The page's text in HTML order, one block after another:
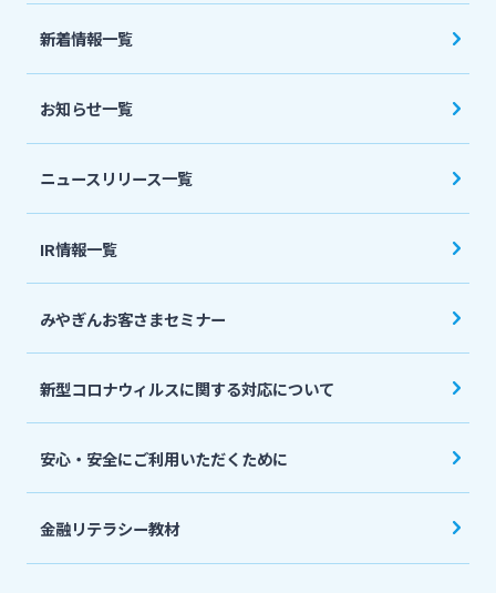
法人・個人事業主のお客さま
宮崎銀行について
ニュースリリース一覧
採用情報
お問い合わせ先一覧
新着情報一覧
お知らせ一覧
ニュースリリース一覧
IR情報一覧
みやぎんお客さまセミナー
新型コロナウィルスに関する対応について
安心・安全にご利用いただくために
金融リテラシー教材